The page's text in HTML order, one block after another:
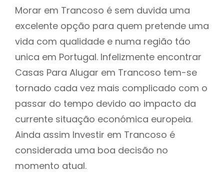
Morar em Trancoso é sem duvida uma
excelente opção para quem pretende uma
vida com qualidade e numa região táo
unica em Portugal. Infelizmente encontrar
Casas Para Alugar em Trancoso tem-se
tornado cada vez mais complicado com o
passar do tempo devido ao impacto da
currente situação económica europeia.
Ainda assim Investir em Trancoso é
considerada uma boa decisão no
momento atual.